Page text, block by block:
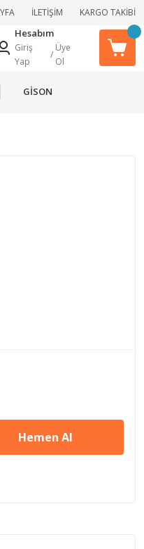
İLETİŞİM KARGO TAKİBİ
Hesabım
Giriş
Yap
/
Üye
Ol
GİSON
Hemen Al